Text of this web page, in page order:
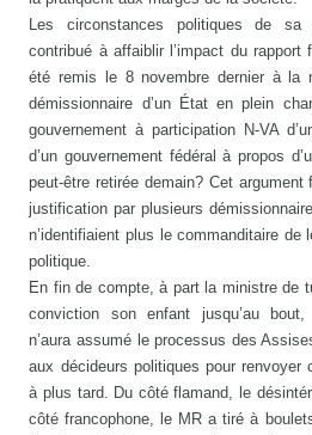
Les circonstances politiques de sa
contribué à affaiblir l’impact du
été remis le 8 novembre dernier à la
démissionnaire d’un État en plein
gouvernement à participation N-VA
d’un gouvernement fédéral à propos
peut-être retirée demain? Cet argument
justification par plusieurs
n’identifiaient plus le commanditaire
politique.
En fin de compte, à part la ministre de
conviction son enfant jusqu’au
n’aura assumé le processus des
aux décideurs politiques pour renvoyer
à plus tard. Du côté flamand, le
côté francophone, le MR a tiré à